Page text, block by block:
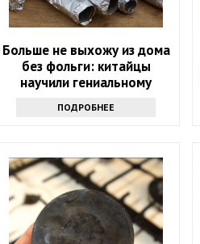
Больше не выхожу из дома
без фольги: китайцы
научили гениальному
ПОДРОБНЕЕ